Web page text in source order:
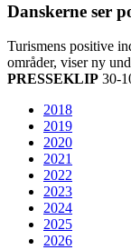
Danskerne ser
Turismens positive
områder, viser ny
PRESSEKLIP 30-
2018
2019
2020
2021
2022
2023
2024
2025
2026